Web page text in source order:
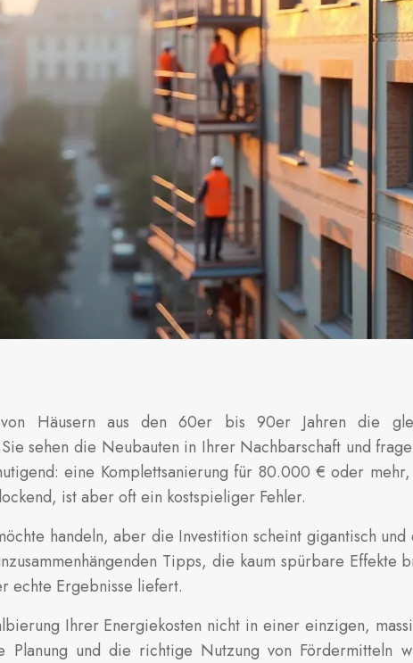
Häusern aus den 60er bis 90er Jahren die
sehen die Neubauten in Ihrer Nachbarschaft und
eine Komplettsanierung für 80.000 € oder
ist aber oft ein kostspieliger Fehler.
handeln, aber die Investition scheint gigantisch
Tipps, die kaum spürbare
echte Ergebnisse liefert.
Ihrer Energiekosten nicht in einer einzigen,
Planung und die richtige Nutzung von